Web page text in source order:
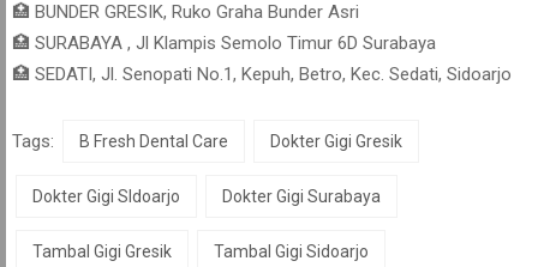
🏥 BUNDER GRESIK, Ruko Graha Bunder Asri
🏥 SURABAYA , Jl Klampis Semolo Timur 6D Surabaya
🏥 SEDATI, Jl. Senopati No.1, Kepuh, Betro, Kec. Sedati, Sidoarjo
Tags: B Fresh Dental Care Dokter Gigi Gresik
Dokter Gigi SIdoarjo Dokter Gigi Surabaya
Tambal Gigi Gresik Tambal Gigi Sidoarjo